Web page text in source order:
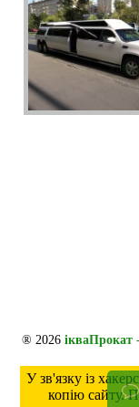
® 2026 ікваПрокат-
У зв'язку із
копію сайту.